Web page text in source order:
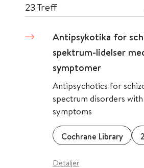
23 Treff
Antipsykotika for
spektrum-lidelser
symptomer
Antipsychotics for
spectrum disorders
symptoms
Cochrane Library
Detaljer